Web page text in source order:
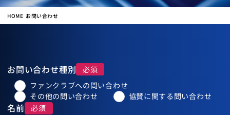
HOME お問い合わせ
お問い合わせ種別
ファンクラブへの問い合わせ
その他の問い合わせ
協賛に関する問い合わせ
名前